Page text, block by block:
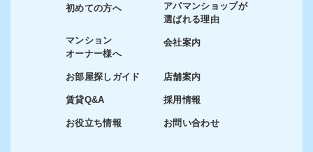
初めての方へ
マンション
オーナー様へ
お部屋探しガイド
賃貸Q&A
お役立ち情報
アパマンショップが
選ばれる理由
会社案内
店舗案内
採用情報
お問い合わせ